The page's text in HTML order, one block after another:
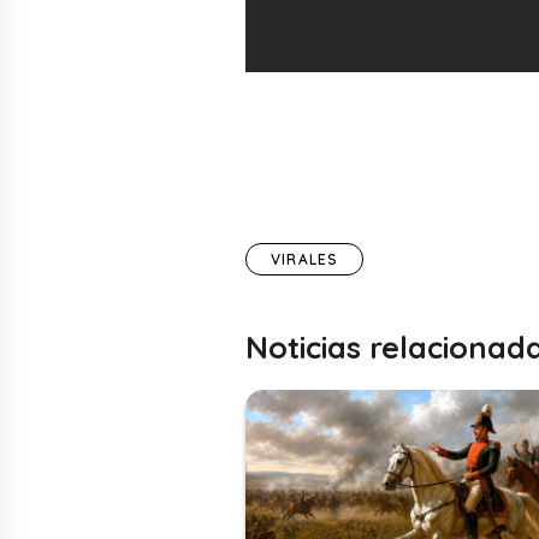
VIRALES
Noticias